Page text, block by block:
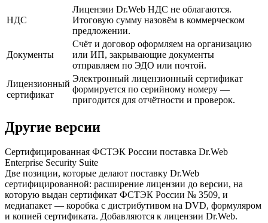
НДС
Лицензии Dr.Web НДС не облагаются.
Итоговую сумму назовём в коммерческом
предложении.
Документы
Счёт и договор оформляем на организацию
или ИП, закрывающие документы
отправляем по ЭДО или почтой.
Лицензионный
сертификат
Электронный лицензионный сертификат
формируется по серийному номеру —
пригодится для отчётности и проверок.
Другие версии
Сертифицированная ФСТЭК России поставка Dr.Web
Enterprise Security Suite
Две позиции, которые делают поставку Dr.Web
сертифицированной: расширение лицензии до версии, на
которую выдан сертификат ФСТЭК России № 3509, и
медиапакет — коробка с дистрибутивом на DVD, формуляром
и копией сертификата. Добавляются к лицензии Dr.Web.